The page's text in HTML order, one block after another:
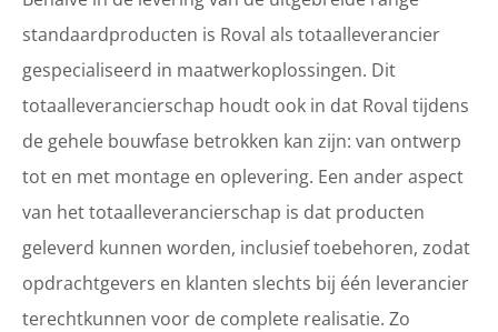
standaardproducten is Roval als totaalleverancier
gespecialiseerd in maatwerkoplossingen. Dit
totaalleverancierschap houdt ook in dat Roval tijdens
de gehele bouwfase betrokken kan zijn: van ontwerp
tot en met montage en oplevering. Een ander aspect
van het totaalleverancierschap is dat producten
geleverd kunnen worden, inclusief toebehoren, zodat
opdrachtgevers en klanten slechts bij één leverancier
terechtkunnen voor de complete realisatie. Zo